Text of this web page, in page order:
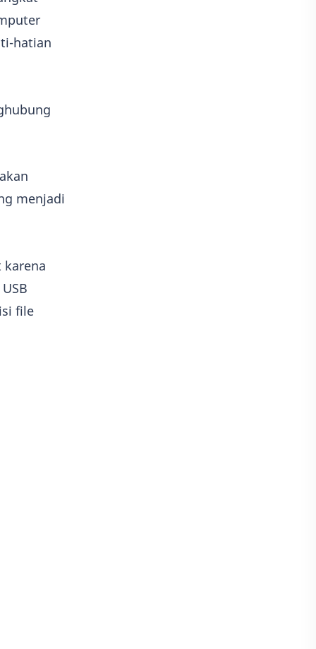
hatian
menjadi
karena
file